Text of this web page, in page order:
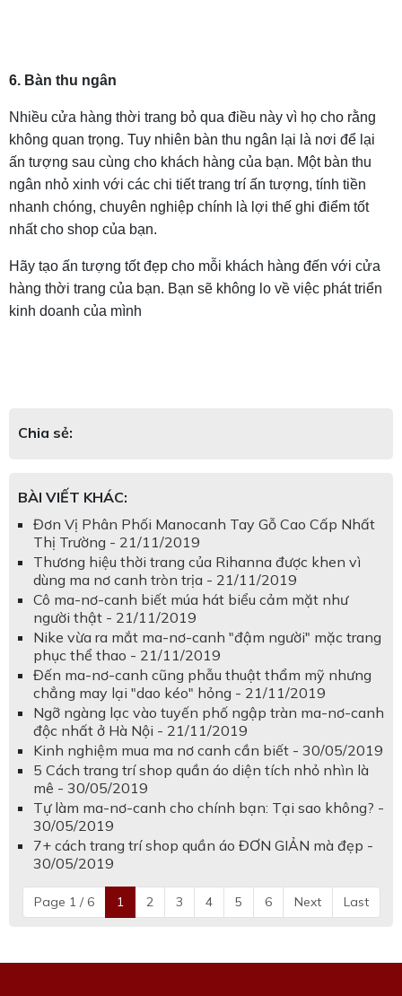
6. Bàn thu ngân
Nhiều cửa hàng thời trang bỏ qua điều này vì họ cho rằng
không quan trọng. Tuy nhiên bàn thu ngân lại là nơi để lại
ấn tượng sau cùng cho khách hàng của bạn. Một bàn thu
ngân nhỏ xinh với các chi tiết trang trí ấn tượng, tính tiền
nhanh chóng, chuyên nghiệp chính là lợi thế ghi điểm tốt
nhất cho shop của bạn.
Hãy tạo ấn tượng tốt đẹp cho mỗi khách hàng đến với cửa
hàng thời trang của bạn. Bạn sẽ không lo về việc phát triển
kinh doanh của mình
Chia sẻ:
BÀI VIẾT KHÁC:
Đơn Vị Phân Phối Manocanh Tay Gỗ Cao Cấp Nhất
Thị Trường - 21/11/2019
Thương hiệu thời trang của Rihanna được khen vì
dùng ma nơ canh tròn trịa - 21/11/2019
Cô ma-nơ-canh biết múa hát biểu cảm mặt như
người thật - 21/11/2019
Nike vừa ra mắt ma-nơ-canh "đậm người" mặc trang
phục thể thao - 21/11/2019
Đến ma-nơ-canh cũng phẫu thuật thẩm mỹ nhưng
chẳng may lại "dao kéo" hỏng - 21/11/2019
Ngỡ ngàng lạc vào tuyến phố ngập tràn ma-nơ-canh
độc nhất ở Hà Nội - 21/11/2019
Kinh nghiệm mua ma nơ canh cần biết - 30/05/2019
5 Cách trang trí shop quần áo diện tích nhỏ nhìn là
mê - 30/05/2019
Tự làm ma-nơ-canh cho chính bạn: Tại sao không? -
30/05/2019
7+ cách trang trí shop quần áo ĐƠN GIẢN mà đẹp -
30/05/2019
Page 1 / 6 1 2 3 4 5 6 Next Last